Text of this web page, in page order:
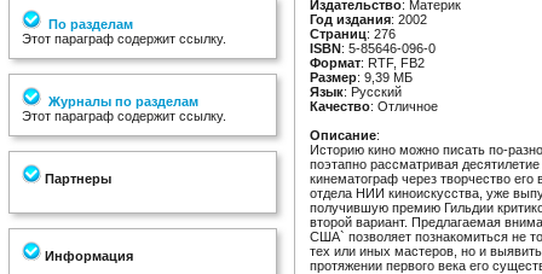
По разделам
Этот параграф содержит ссылку.
Журналы по разделам
Этот параграф содержит ссылку.
Партнеры
Информация
Издательство: Материк
Год издания: 2002
Страниц: 276
ISBN: 5-85646-096-0
Формат: RTF, FB2
Размер: 9,39 МБ
Язык: Русский
Качество: Отличное
Описание:
Историю кино можно писать по-
поэтапно рассматривая
кинематограф через творчество
отдела НИИ киноискусства, уже
получившую премию Гильдии
второй вариант. Предлагаемая
США` позволяет познакомиться не
тех или иных мастеров, но и
протяжении первого века его